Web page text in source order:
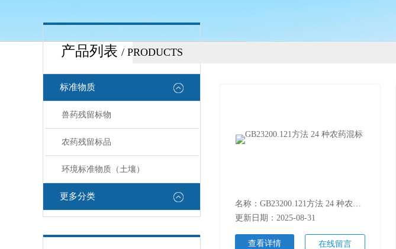
产品列表 / PRODUCTS
标准物质
兽药残留标物
农药残留标品
环境标准物质（土壤）
更多分类
名称：GB23200.121方法 24 种农药混标
更新日期：2025-08-31
查看详情 在线留言